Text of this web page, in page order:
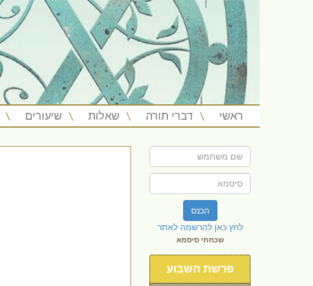
ראשי דברי תורה שאלות שיעורים
הכנס
לחץ כאן להרשמה לאתר
שכחתי סיסמא
פרשת השבוע